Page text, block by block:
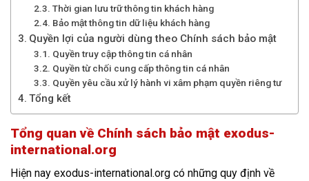
Thời gian lưu trữ thông tin khách hàng
Bảo mật thông tin dữ liệu khách hàng
Quyền lợi của người dùng theo Chính sách bảo mật
Quyền truy cập thông tin cá nhân
Quyền từ chối cung cấp thông tin cá nhân
Quyền yêu cầu xử lý hành vi xâm phạm quyền riêng tư
Tổng kết
Tổng quan về Chính sách bảo mật exodus-
international.org
Hiện nay exodus-international.org có những quy định về